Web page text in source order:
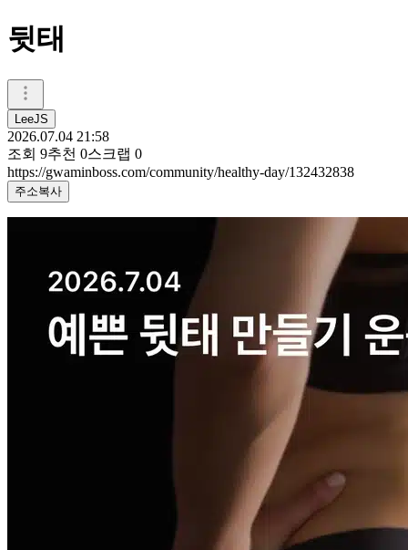
뒷태
LeeJS
2026.07.04 21:58
조회 9추천 0스크랩 0
https://gwaminboss.com/community/healthy-day/132432838
주소복사